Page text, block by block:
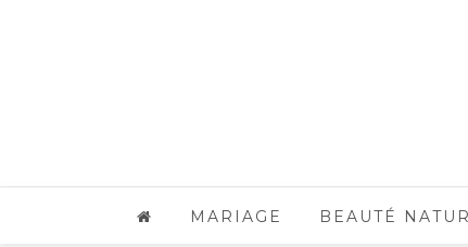
MARIAGE BEAUTÉ